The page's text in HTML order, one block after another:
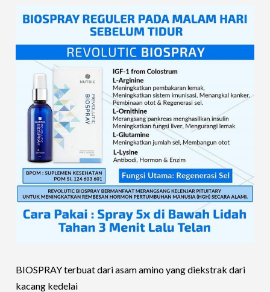
BIOSPRAY terbuat dari asam amino yang diekstrak dari
kacang kedelai